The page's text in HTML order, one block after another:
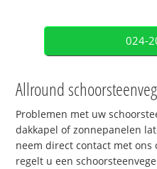
024-
Allround
Problemen met uw
dakkapel of zonnepanelen
neem direct contact met ons
regelt u een